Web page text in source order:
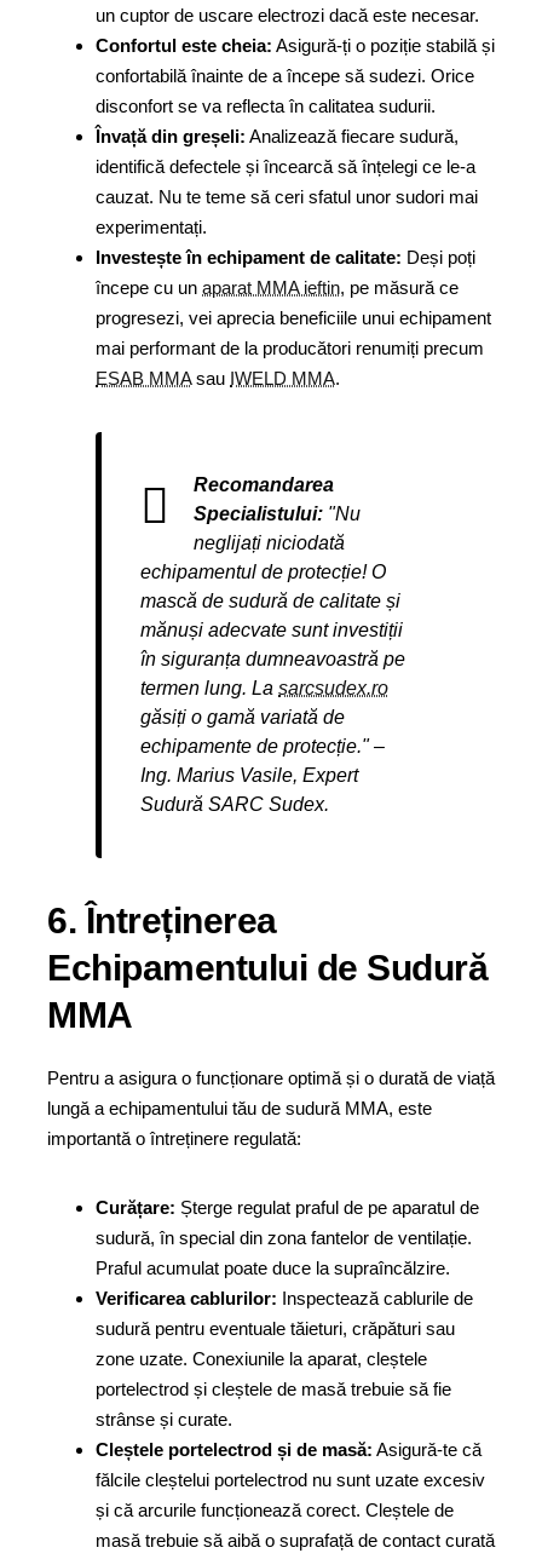
un cuptor de uscare electrozi dacă este necesar.
Confortul este cheia: Asigură-ți o poziție stabilă și
confortabilă înainte de a începe să sudezi. Orice
disconfort se va reflecta în calitatea sudurii.
Învață din greșeli: Analizează fiecare sudură,
identifică defectele și încearcă să înțelegi ce le-a
cauzat. Nu te teme să ceri sfatul unor sudori mai
experimentați.
Investește în echipament de calitate: Deși poți
începe cu un aparat MMA ieftin, pe măsură ce
progresezi, vei aprecia beneficiile unui echipament
mai performant de la producători renumiți precum
ESAB MMAsau IWELD MMA.
Recomandarea
Specialistului: "Nu
neglijați niciodată
echipamentul de protecție! O
mască de sudură de calitate și
mănuși adecvate sunt investiții
în siguranța dumneavoastră pe
termen lung. La sarcsudex.ro
găsiți o gamă variată de
echipamente de protecție." –
Ing. Marius Vasile, Expert
Sudură SARC Sudex.
6. Întreținerea
Echipamentului de Sudură
MMA
Pentru a asigura o funcționare optimă și o durată de viață
lungă a echipamentului tău de sudură MMA, este
importantă o întreținere regulată:
Curățare: Șterge regulat praful de pe aparatul de
sudură, în special din zona fantelor de ventilație.
Praful acumulat poate duce la supraîncălzire.
Verificarea cablurilor: Inspectează cablurile de
sudură pentru eventuale tăieturi, crăpături sau
zone uzate. Conexiunile la aparat, cleștele
portelectrod și cleștele de masă trebuie să fie
strânse și curate.
Cleștele portelectrod și de masă: Asigură-te că
fălcile cleștelui portelectrod nu sunt uzate excesiv
și că arcurile funcționează corect. Cleștele de
masă trebuie să aibă o suprafață de contact curată